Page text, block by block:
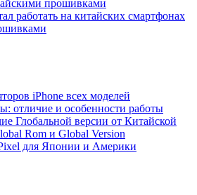
работать на китайских смартфонах
iPhone всех моделей
отличие и особенности работы
Глобальной версии от Китайской
Rom и Global Version
для Японии и Америки